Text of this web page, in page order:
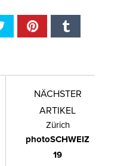
NÄCHSTER
ARTIKEL
Zürich
photoSCHWEIZ
19